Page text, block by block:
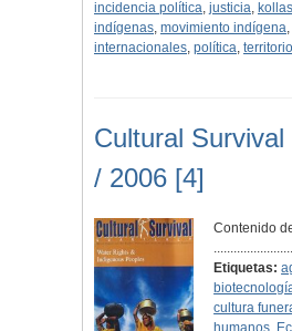
incidencia política, justicia, kollas
indígenas, movimiento indígena,
internacionales, política, territorio
Cultural
/ 2006 [4]
Contenido
Etiquetas:
cultura